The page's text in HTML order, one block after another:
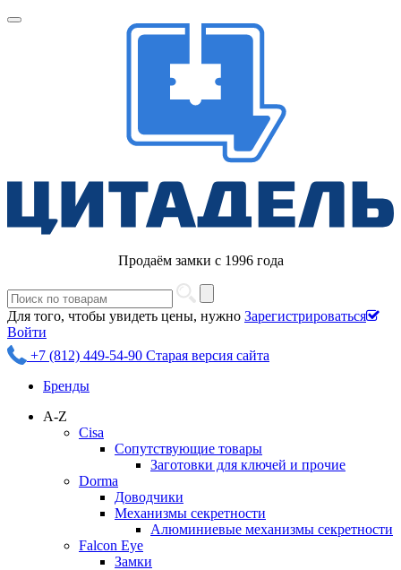
Продаём замки с 1996 года
Для того, чтобы увидеть цены, нужно Зарегистрироваться
Войти
+7 (812) 449-54-90 Старая версия сайта
Бренды
A-Z
Cisa
Сопутствующие товары
Заготовки для ключей и прочие
Dorma
Доводчики
Механизмы секретности
Алюминиевые механизмы секретности
Falcon Eye
Замки